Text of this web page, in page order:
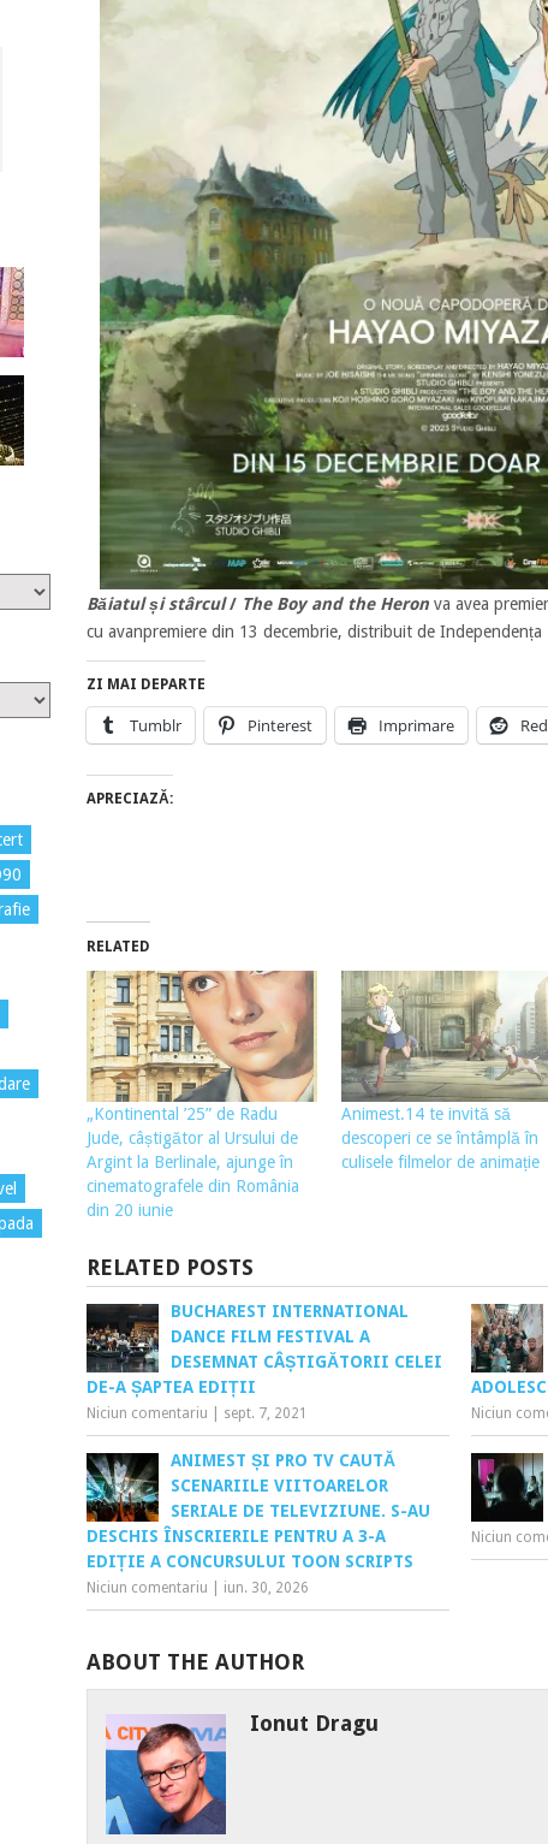
Băiatul și stârcul/ The Boy and the Heron va avea
cu avanpremiere din 13 decembrie, distribuit de Independența
ZI MAI DEPARTE
Tumblr Pinterest Imprimare
APRECIAZĂ:
RELATED
„Kontinental ’25” de Radu
Jude, câștigător al Ursului de
Argint la Berlinale, ajunge în
cinematografele din România
din 20 iunie
Animest.14 te invită să
descoperi ce se întâmplă în
culisele filmelor de animație
RELATED POSTS
BUCHAREST INTERNATIONAL
DANCE FILM FESTIVAL A
DESEMNAT CÂȘTIGĂTORII CELEI
DE-A ȘAPTEA EDIȚII
Niciun comentariu sept. 7, 2021 Niciun
ANIMEST ȘI PRO TV CAUTĂ
SCENARIILE VIITOARELOR
SERIALE DE TELEVIZIUNE. S-AU
DESCHIS ÎNSCRIERILE PENTRU A 3-A
EDIȚIE A CONCURSULUI TOON SCRIPTS
Niciun comentariu iun. 30, 2026
Niciun
ABOUT THE AUTHOR
Ionut Dragu